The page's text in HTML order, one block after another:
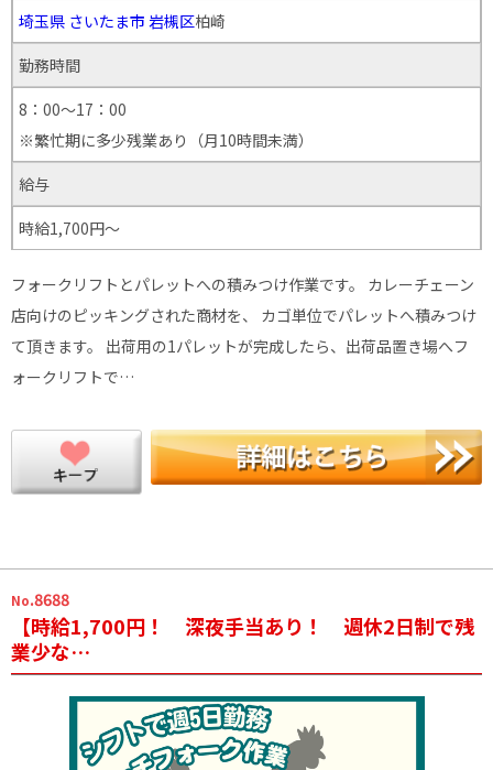
埼玉県 さいたま市 岩槻区柏崎
勤務時間
8：00～17：00
※繁忙期に多少残業あり（月10時間未満）
給与
時給1,700円～
フォークリフトとパレットへの積みつけ作業です。 カレーチェーン
店向けのピッキングされた商材を、 カゴ単位でパレットへ積みつけ
て頂きます。 出荷用の1パレットが完成したら、出荷品置き場へフ
ォークリフトで…
No.8688
【時給1,700円！ 深夜手当あり！ 週休2日制で残
業少な…